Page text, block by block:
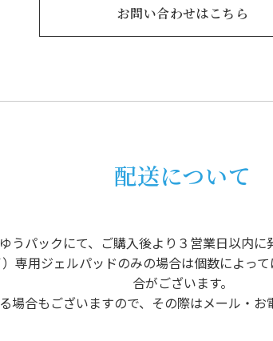
お問い合わせはこちら
配送について
ゆうパックにて、ご購入後より３営業日以内に
専用ジェルパッドのみの場合は個数によっ
合がございます。
場合もございますので、その際はメール・お